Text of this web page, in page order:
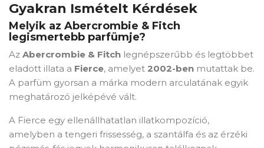
Gyakran Ismételt Kérdések
Melyik az Abercrombie & Fitch
legismertebb parfümje?
Az Abercrombie & Fitch legnépszerűbb és legtöbbet
eladott illata a Fierce, amelyet 2002-ben mutattak be.
A parfüm gyorsan a márka modern arculatának egyik
meghatározó jelképévé vált.
A Fierce egy ellenállhatatlan illatkompozíció,
amelyben a tengeri frissesség, a szantálfa és az érzéki